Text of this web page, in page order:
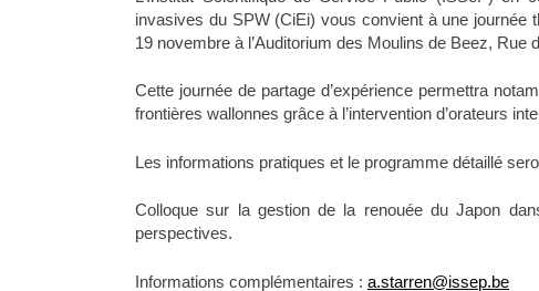
invasives du SPW (CiEi) vous convient à une journée
19 novembre à l’Auditorium des Moulins de Beez, Rue
Cette journée de partage d’expérience permettra
frontières wallonnes grâce à l’intervention d’orateurs
Les informations pratiques et le programme détaillé
Colloque sur la gestion de la renouée du Japon
perspectives.
Informations complémentaires : a.starren@issep.be